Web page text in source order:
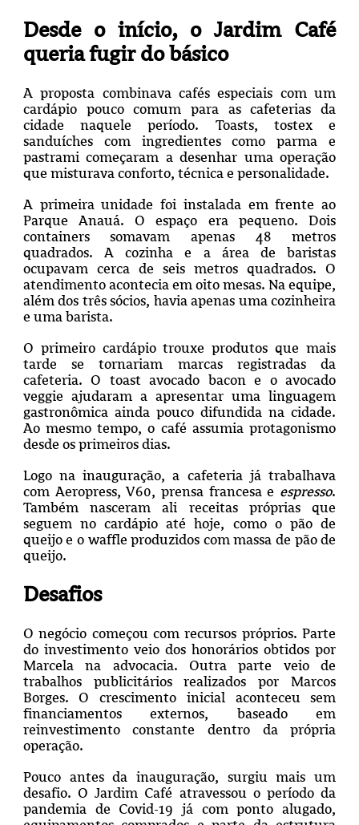
Desde o início, o Jardim Café
queria fugir do básico
A proposta combinava cafés especiais com um
cardápio pouco comum para as cafeterias da
cidade naquele período. Toasts, tostex e
sanduíches com ingredientes como parma e
pastrami começaram a desenhar uma operação
que misturava conforto, técnica e personalidade.
A primeira unidade foi instalada em frente ao
Parque Anauá. O espaço era pequeno. Dois
containers somavam apenas 48 metros
quadrados. A cozinha e a área de baristas
ocupavam cerca de seis metros quadrados. O
atendimento acontecia em oito mesas. Na equipe,
além dos três sócios, havia apenas uma cozinheira
e uma barista.
O primeiro cardápio trouxe produtos que mais
tarde se tornariam marcas registradas da
cafeteria. O toast avocado bacon e o avocado
veggie ajudaram a apresentar uma linguagem
gastronômica ainda pouco difundida na cidade.
Ao mesmo tempo, o café assumia protagonismo
desde os primeiros dias.
Logo na inauguração, a cafeteria já trabalhava
com Aeropress, V60, prensa francesa e espresso.
Também nasceram ali receitas próprias que
seguem no cardápio até hoje, como o pão de
queijo e o waffle produzidos com massa de pão de
queijo.
Desafios
O negócio começou com recursos próprios. Parte
do investimento veio dos honorários obtidos por
Marcela na advocacia. Outra parte veio de
trabalhos publicitários realizados por Marcos
Borges. O crescimento inicial aconteceu sem
financiamentos externos, baseado em
reinvestimento constante dentro da própria
operação.
Pouco antes da inauguração, surgiu mais um
desafio. O Jardim Café atravessou o período da
pandemia de Covid-19 já com ponto alugado,